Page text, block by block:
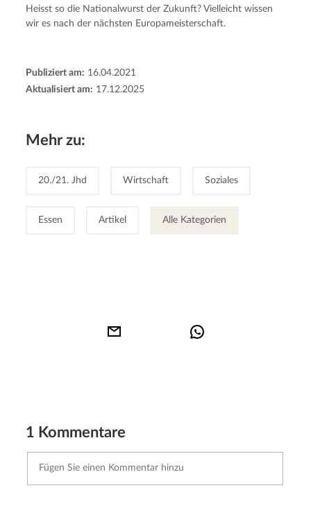
Heisst so die Nationalwurst der Zukunft? Vielleicht wissen
wir es nach der nächsten Europameisterschaft.
Publiziert am: 16.04.2021
Aktualisiert am: 17.12.2025
Mehr zu:
20./21. Jhd Wirtschaft Soziales
Essen Artikel Alle Kategorien
1 Kommentare